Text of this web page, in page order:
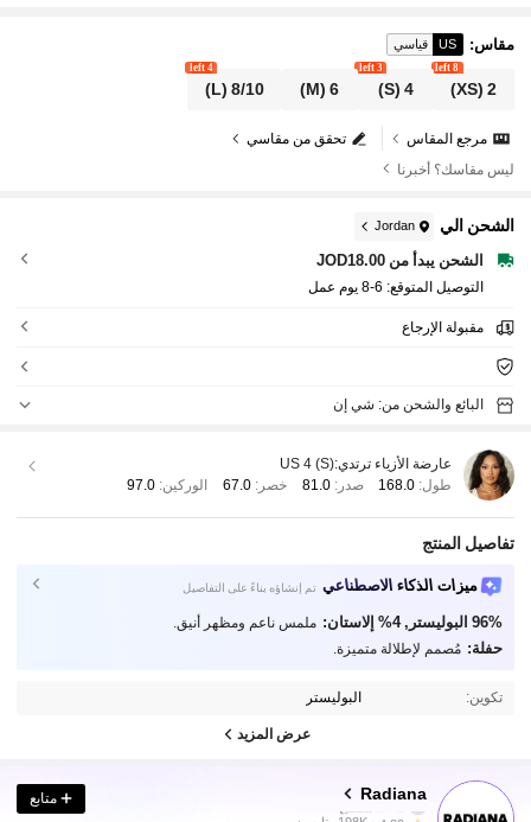
طويلة، تنورة دانتيل طويلة، تنورة بنقاط البولكا الطويلة، مناس
بة للخروجات اليومية، المدينة، الليل، المواعيد، التجمعات، أعي
اد الميلاد، الحفلات، حفلات الكوكتيل، النوادي، الحفلات الراقص
ة، العطلات، السفر في الإجازات
مقاس:
US قياسي
2
(XS)
8 left
4
(S)
3 left
6
(M)
8/10
(L)
4 left
تحقق من مقاسي
مرجع المقاس
ليس مقاسك؟ أخبرنا
الشحن الي Jordan
الشحن يبدأ من JOD18.00
التوصيل المتوقع: 6-8 يوم عمل
مقبولة الإرجاع
البائع والشحن من: شي إن
عارضة الأزياء ترتدي:US 4 (S)
طول: 168.0 صدر:81.0 خصر: 67.0 الوركين: 97.0
تفاصيل المنتج
ميزات الذكاء الاصطناعي تم إنشاؤه بناءً على التفاصيل
96% البوليستر, 4% إلاستان: ملمس ناعم ومظهر أنيق.
حفلة: مُصمم لإطلالة متميزة.
تكوين: البوليستر
عرض المزيد
Radiana
198K متابعون
متابع